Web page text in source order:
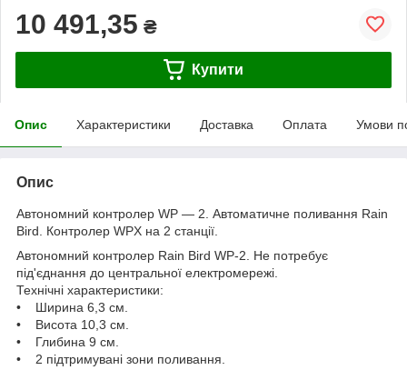
10 491,35 ₴
Купити
Опис Характеристики Доставка Оплата Умови
Опис
Автономний контролер WP — 2. Автоматичне поливання Rain
Bird. Контролер WPX на 2 станції.
Автономний контролер Rain Bird WP-2. Не потребує
під'єднання до центральної електромережі.
Технічні характеристики:
• Ширина 6,3 см.
• Висота 10,3 см.
• Глибина 9 см.
• 2 підтримувані зони поливання.